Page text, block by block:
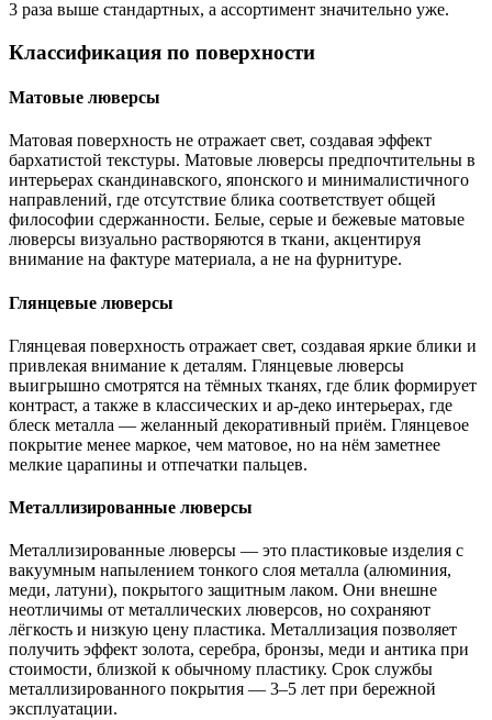
3 раза выше стандартных, а ассортимент значительно уже.
Классификация по поверхности
Матовые люверсы
Матовая поверхность не отражает свет, создавая эффект
бархатистой текстуры. Матовые люверсы предпочтительны в
интерьерах скандинавского, японского и минималистичного
направлений, где отсутствие блика соответствует общей
философии сдержанности. Белые, серые и бежевые матовые
люверсы визуально растворяются в ткани, акцентируя
внимание на фактуре материала, а не на фурнитуре.
Глянцевые люверсы
Глянцевая поверхность отражает свет, создавая яркие блики и
привлекая внимание к деталям. Глянцевые люверсы
выигрышно смотрятся на тёмных тканях, где блик формирует
контраст, а также в классических и ар-деко интерьерах, где
блеск металла — желанный декоративный приём. Глянцевое
покрытие менее маркое, чем матовое, но на нём заметнее
мелкие царапины и отпечатки пальцев.
Металлизированные люверсы
Металлизированные люверсы — это пластиковые изделия с
вакуумным напылением тонкого слоя металла (алюминия,
меди, латуни), покрытого защитным лаком. Они внешне
неотличимы от металлических люверсов, но сохраняют
лёгкость и низкую цену пластика. Металлизация позволяет
получить эффект золота, серебра, бронзы, меди и антика при
стоимости, близкой к обычному пластику. Срок службы
металлизированного покрытия — 3–5 лет при бережной
эксплуатации.